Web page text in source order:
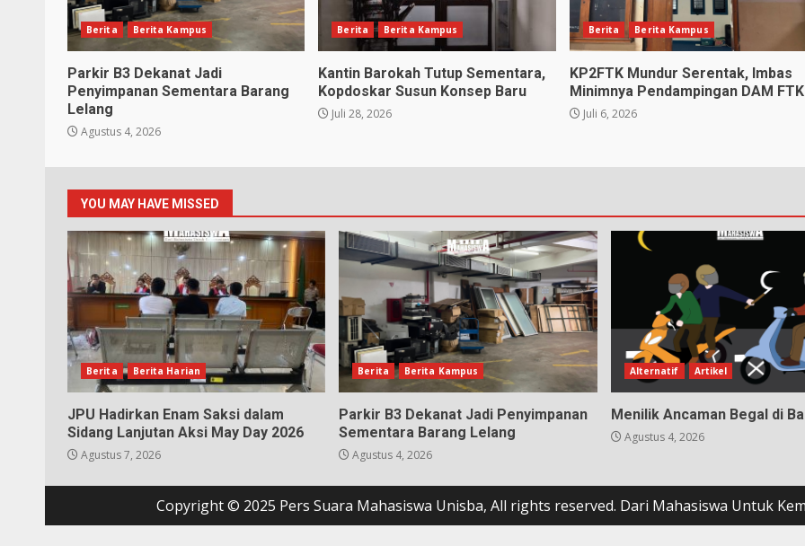
Berita Berita Kampus
Parkir B3 Dekanat Jadi
Penyimpanan Sementara Barang
Lelang
Agustus 4, 2026
Berita Berita Kampus
Kantin Barokah Tutup Sementara,
Kopdoskar Susun Konsep Baru
Juli 28, 2026
Berita Berita Kampus
KP2FTK Mundur Serentak, Imbas
Minimnya Pendampingan DAM FTK
Juli 6, 2026
YOU MAY HAVE MISSED
Berita Berita Harian
JPU Hadirkan Enam Saksi dalam
Sidang Lanjutan Aksi May Day 2026
Agustus 7, 2026
Berita Berita Kampus
Parkir B3 Dekanat Jadi Penyimpanan
Sementara Barang Lelang
Agustus 4, 2026
Alternatif Artikel
Menilik Ancaman Begal di
Agustus 4, 2026
Copyright © 2025 Pers Suara Mahasiswa Unisba, All rights reserved. Dari Mahasiswa Untuk